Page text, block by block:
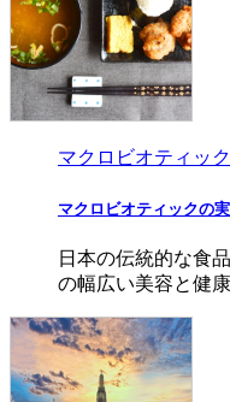
マクロビオティック
マクロビオティックの実
日本の伝統的な食
の幅広い美容と健